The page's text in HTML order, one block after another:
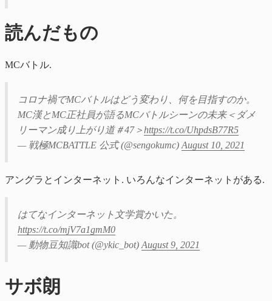
読んだもの
MCバトル.
コロナ禍でMCバトルはどう変わり、何を目指すのか。
MC漢とMC正社員が語るMCバトルシーンの未来＜ダメ
リーマン成り上がり道＃47＞https://t.co/UhpdsB77R5
— 戦極MCBATTLE 公式 (@sengokumc) August 10, 2021
アングラとインターネット. いろんなインターネットがある.
はてなインターネット文学賞かいた。
https://t.co/mjV7a1gmM0
— 動物豆知識bot (@ykic_bot) August 9, 2021
サボ朗